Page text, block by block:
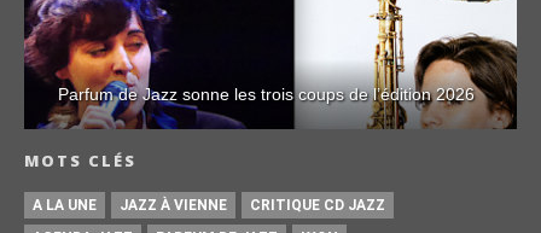
Parfum de Jazz sonne les trois coups de l’édition 2026
MOTS CLÉS
A LA UNE JAZZ À VIENNE
CRITIQUE CD JAZZ